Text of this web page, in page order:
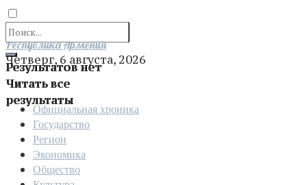
Результатов нет
Читать все
результаты
Отправить
Республика Армения
Четверг, 6 августа, 2026
Официальная хроника
Государство
Регион
Экономика
Общество